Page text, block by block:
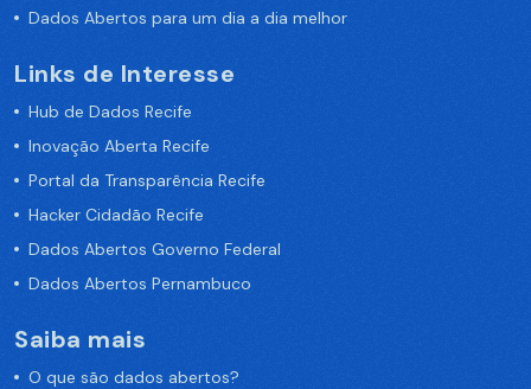
Dados Abertos para um dia a dia melhor
Links de Interesse
Hub de Dados Recife
Inovação Aberta Recife
Portal da Transparência Recife
Hacker Cidadão Recife
Dados Abertos Governo Federal
Dados Abertos Pernambuco
Saiba mais
O que são dados abertos?